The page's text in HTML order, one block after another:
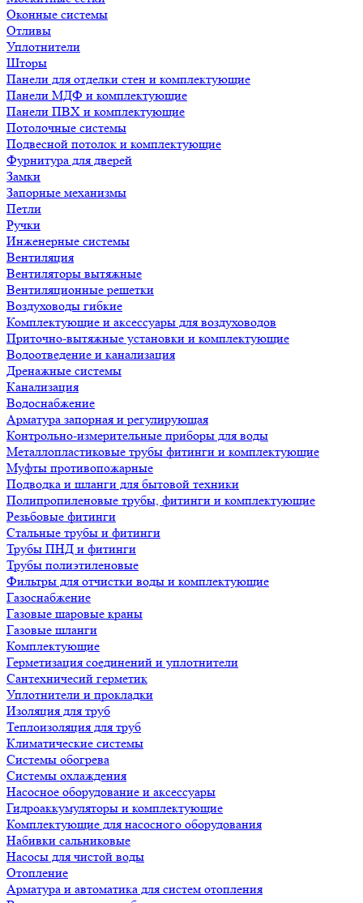
Оконные системы
Отливы
Уплотнители
Шторы
Панели для отделки стен и комплектующие
Панели МДФ и комплектующие
Панели ПВХ и комплектующие
Потолочные системы
Подвесной потолок и комплектующие
Фурнитура для дверей
Замки
Запорные механизмы
Петли
Ручки
Инженерные системы
Вентиляция
Вентиляторы вытяжные
Вентиляционные решетки
Воздуховоды гибкие
Комплектующие и аксессуары для воздуховодов
Приточно-вытяжные установки и комплектующие
Водоотведение и канализация
Дренажные системы
Канализация
Водоснабжение
Арматура запорная и регулирующая
Контрольно-измерительные приборы для воды
Металлопластиковые трубы фитинги и комплектующие
Муфты противопожарные
Подводка и шланги для бытовой техники
Полипропиленовые трубы, фитинги и комплектующие
Резьбовые фитинги
Стальные трубы и фитинги
Трубы ПНД и фитинги
Трубы полиэтиленовые
Фильтры для отчистки воды и комплектующие
Газоснабжение
Газовые шаровые краны
Газовые шланги
Комплектующие
Герметизация соединений и уплотнители
Сантехничесий герметик
Уплотнители и прокладки
Изоляция для труб
Теплоизоляция для труб
Климатические системы
Системы обогрева
Системы охлаждения
Насосное оборудование и аксессуары
Гидроаккумуляторы и комплектующие
Комплектующие для насосного оборудования
Набивки сальниковые
Насосы для чистой воды
Отопление
Арматура и автоматика для систем отопления